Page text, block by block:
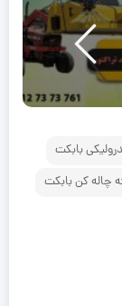
بابکت
چاله کن بابکت